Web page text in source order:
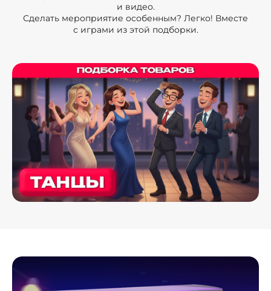
и видео.
Сделать мероприятие особенным? Легко! Вместе
с играми из этой подборки.